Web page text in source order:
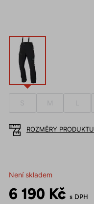
S M
ROZMĚRY PRODUKTU
Není skladem
6 190 Kč s DPH